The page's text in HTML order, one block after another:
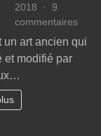
2018
9
commentairessur
un art ancien qui
et modifié par